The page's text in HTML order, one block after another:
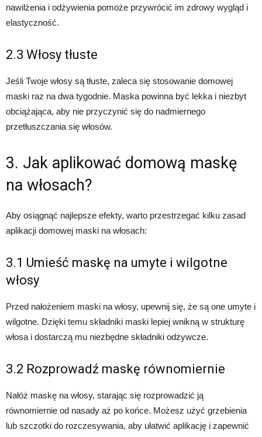
nawilżenia i odżywienia pomoże przywrócić im zdrowy wygląd i
elastyczność.
2.3 Włosy tłuste
Jeśli Twoje włosy są tłuste, zaleca się stosowanie domowej
maski raz na dwa tygodnie. Maska powinna być lekka i niezbyt
obciążająca, aby nie przyczynić się do nadmiernego
przetłuszczania się włosów.
3. Jak aplikować domową maskę
na włosach?
Aby osiągnąć najlepsze efekty, warto przestrzegać kilku zasad
aplikacji domowej maski na włosach:
3.1 Umieść maskę na umyte i wilgotne
włosy
Przed nałożeniem maski na włosy, upewnij się, że są one umyte i
wilgotne. Dzięki temu składniki maski lepiej wnikną w strukturę
włosa i dostarczą mu niezbędne składniki odżywcze.
3.2 Rozprowadź maskę równomiernie
Nałóż maskę na włosy, starając się rozprowadzić ją
równomiernie od nasady aż po końce. Możesz użyć grzebienia
lub szczotki do rozczesywania, aby ułatwić aplikację i zapewnić